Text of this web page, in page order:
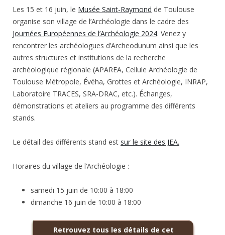
Les 15 et 16 juin, le Musée Saint-Raymond de Toulouse
organise son village de l’Archéologie dans le cadre des
Journées Européennes de l’Archéologie 2024. Venez y
rencontrer les archéologues d’Archeodunum ainsi que les
autres structures et institutions de la recherche
archéologique régionale (APAREA, Cellule Archéologie de
Toulouse Métropole, Évéha, Grottes et Archéologie, INRAP,
Laboratoire TRACES, SRA-DRAC, etc.). Échanges,
démonstrations et ateliers au programme des différents
stands.
Le détail des différents stand est sur le site des JEA.
Horaires du village de l’Archéologie :
samedi 15 juin de 10:00 à 18:00
dimanche 16 juin de 10:00 à 18:00
Retrouvez tous les détails de cet